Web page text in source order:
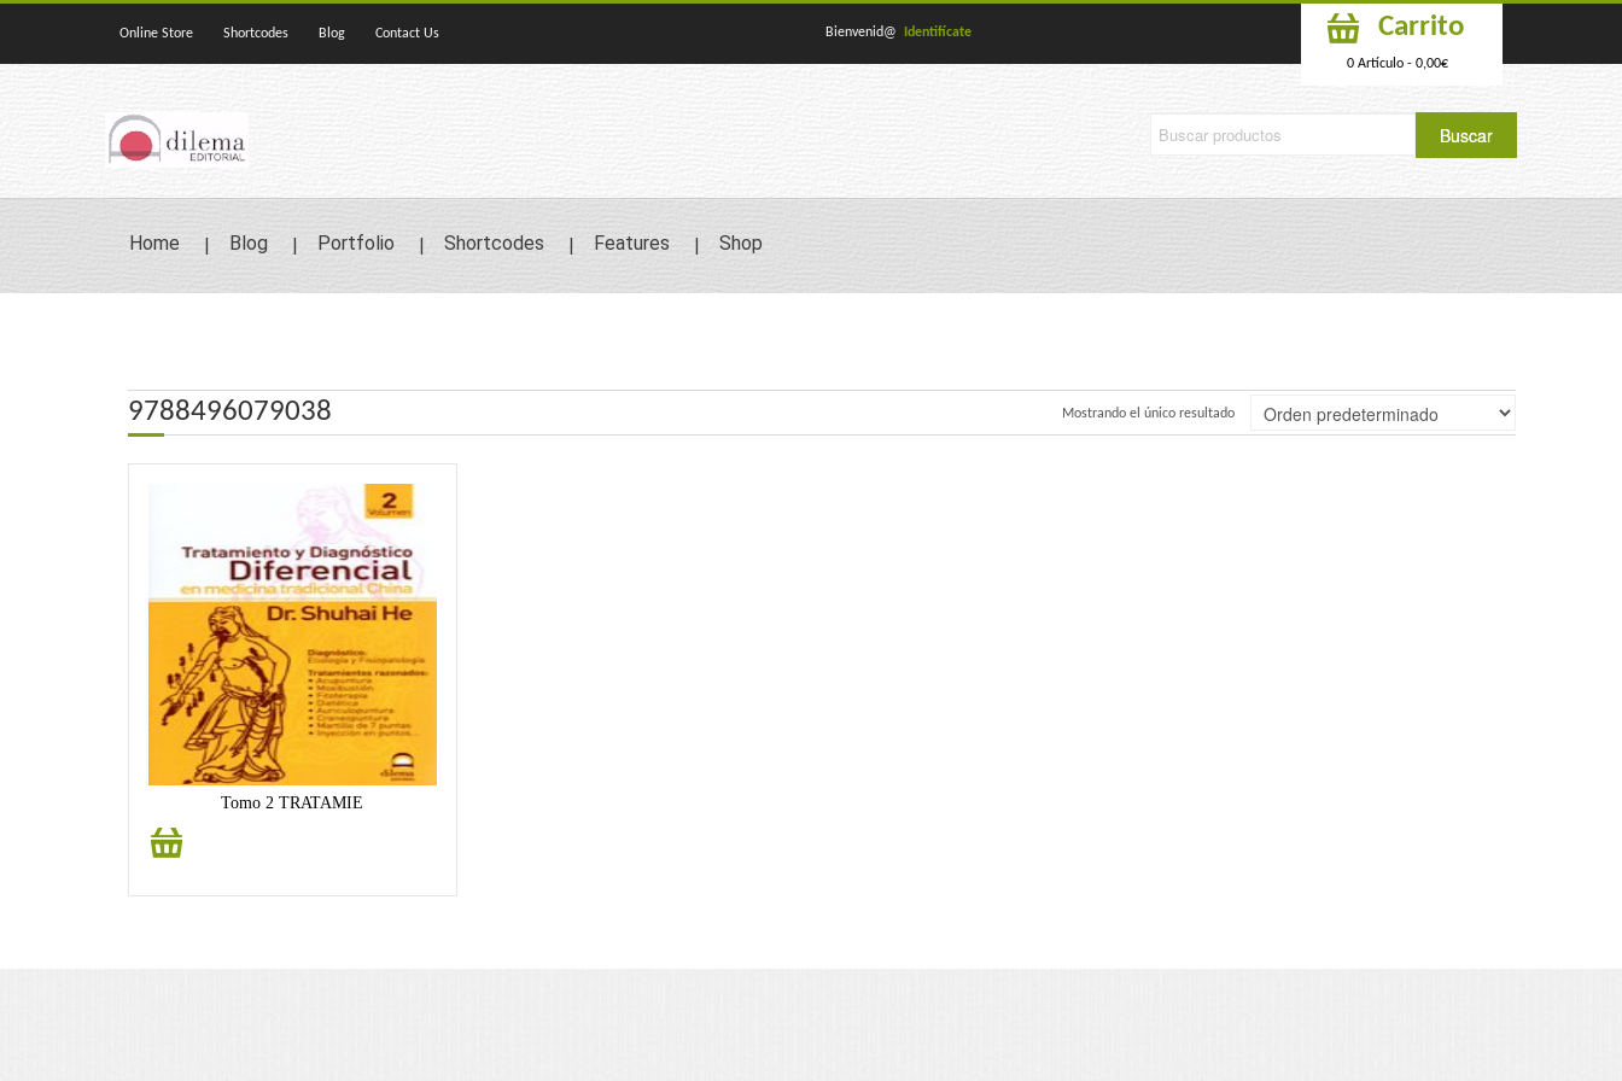
Online Store Shortcodes Blog Contact Us Bienvenid@ Identifícate Carrito
0 Artículo - 0,00€
Home Blog Portfolio Shortcodes Features Shop
9788496079038 Mostrando el único resultado
Tomo 2 TRATAMIE